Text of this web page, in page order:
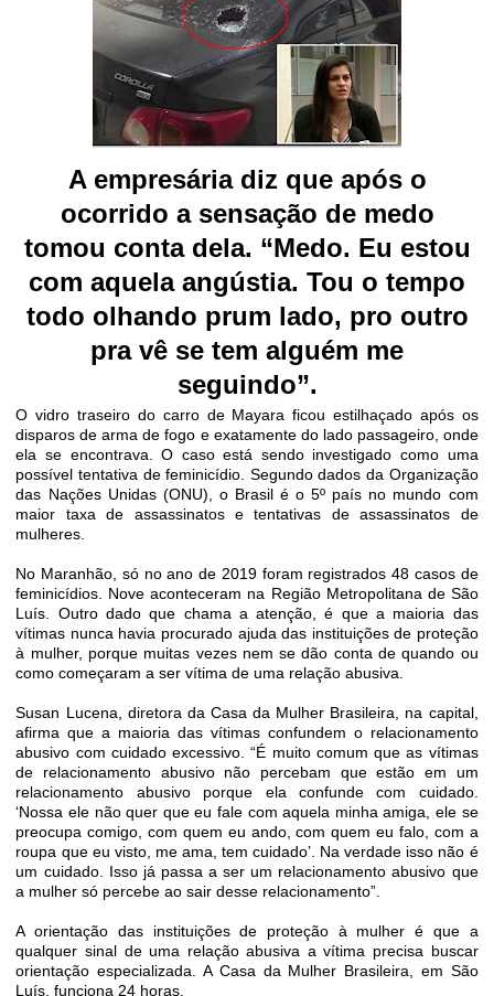
A empresária diz que após o
ocorrido a sensação de medo
tomou conta dela. “Medo. Eu estou
com aquela angústia. Tou o tempo
todo olhando prum lado, pro outro
pra vê se tem alguém me
seguindo”.
O vidro traseiro do carro de Mayara ficou estilhaçado após os
disparos de arma de fogo e exatamente do lado passageiro, onde
ela se encontrava. O caso está sendo investigado como uma
possível tentativa de feminicídio. Segundo dados da Organização
das Nações Unidas (ONU), o Brasil é o 5º país no mundo com
maior taxa de assassinatos e tentativas de assassinatos de
mulheres.
No Maranhão, só no ano de 2019 foram registrados 48 casos de
feminicídios. Nove aconteceram na Região Metropolitana de São
Luís. Outro dado que chama a atenção, é que a maioria das
vítimas nunca havia procurado ajuda das instituições de proteção
à mulher, porque muitas vezes nem se dão conta de quando ou
como começaram a ser vítima de uma relação abusiva.
Susan Lucena, diretora da Casa da Mulher Brasileira, na capital,
afirma que a maioria das vítimas confundem o relacionamento
abusivo com cuidado excessivo. “É muito comum que as vítimas
de relacionamento abusivo não percebam que estão em um
relacionamento abusivo porque ela confunde com cuidado.
‘Nossa ele não quer que eu fale com aquela minha amiga, ele se
preocupa comigo, com quem eu ando, com quem eu falo, com a
roupa que eu visto, me ama, tem cuidado’. Na verdade isso não é
um cuidado. Isso já passa a ser um relacionamento abusivo que
a mulher só percebe ao sair desse relacionamento”.
A orientação das instituições de proteção à mulher é que a
qualquer sinal de uma relação abusiva a vítima precisa buscar
orientação especializada. A Casa da Mulher Brasileira, em São
Luís, funciona 24 horas.